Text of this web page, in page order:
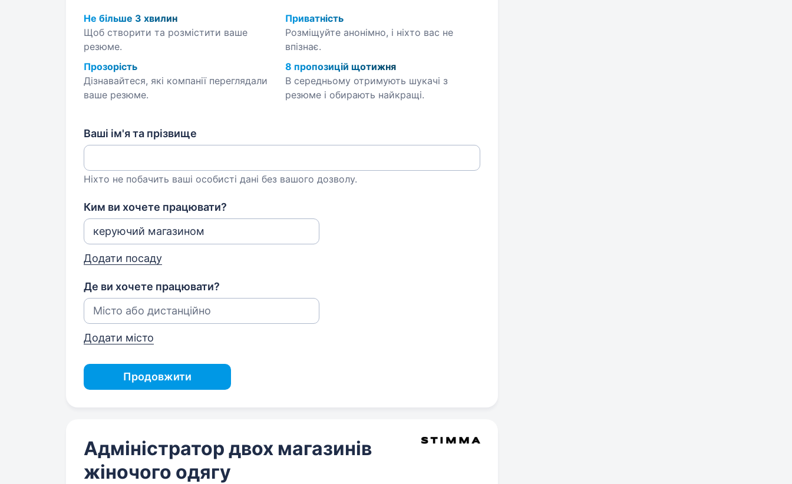
Не більше 3 хвилин
Щоб створити та розмістити ваше
резюме.
Приватність
Розміщуйте анонімно, і ніхто вас не
впізнає.
Прозорість
Дізнавайтеся, які компанії переглядали
ваше резюме.
8 пропозицій щотижня
В середньому отримують шукачі з
резюме і обирають найкращі.
Ваші ім'я та прізвище
Ніхто не побачить ваші особисті дані без вашого дозволу.
Ким ви хочете працювати?
Додати посаду
Де ви хочете працювати?
Додати місто
Продовжити
Адміністратор двох магазинів
жіночого одягу